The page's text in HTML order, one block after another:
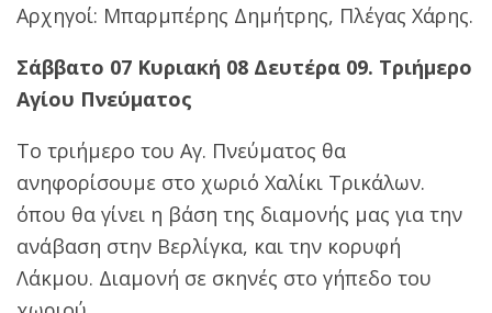
Αρχηγοί: Μπαρμπέρης Δημήτρης, Πλέγας Χάρης.
Σάββατο 07 Κυριακή 08 Δευτέρα 09. Τριήμερο
Αγίου Πνεύματος
Το τριήμερο του Αγ. Πνεύματος θα
ανηφορίσουμε στο χωριό Χαλίκι Τρικάλων.
όπου θα γίνει η βάση της διαμονής μας για την
ανάβαση στην Βερλίγκα, και την κορυφή
Λάκμου. Διαμονή σε σκηνές στο γήπεδο του